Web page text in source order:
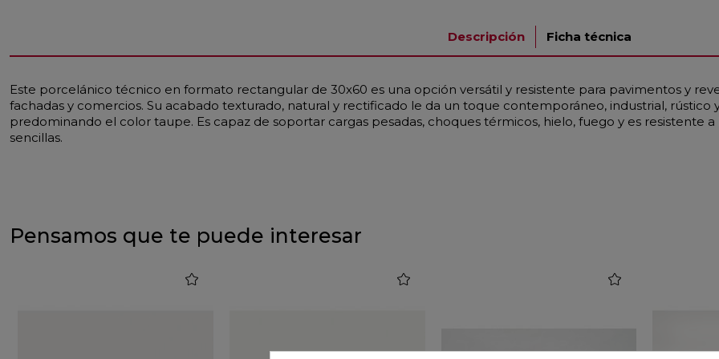
Descripción Ficha técnica
Este porcelánico técnico en formato rectangular de 30x60 es una opción versátil y resistente para pavimentos y
fachadas y comercios. Su acabado texturado, natural y rectificado le da un toque contemporáneo, industrial, rústico
predominando el color taupe. Es capaz de soportar cargas pesadas, choques térmicos, hielo, fuego y es resistente
sencillas.
Pensamos que te puede interesar
favorite favorite